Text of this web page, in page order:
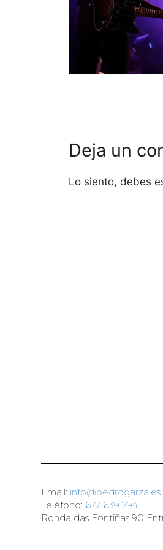
Deja un
Lo siento, debes
Email: info@pedrogarza.es
Teléfono: 677 639 794
Ronda das Fontiñas 90